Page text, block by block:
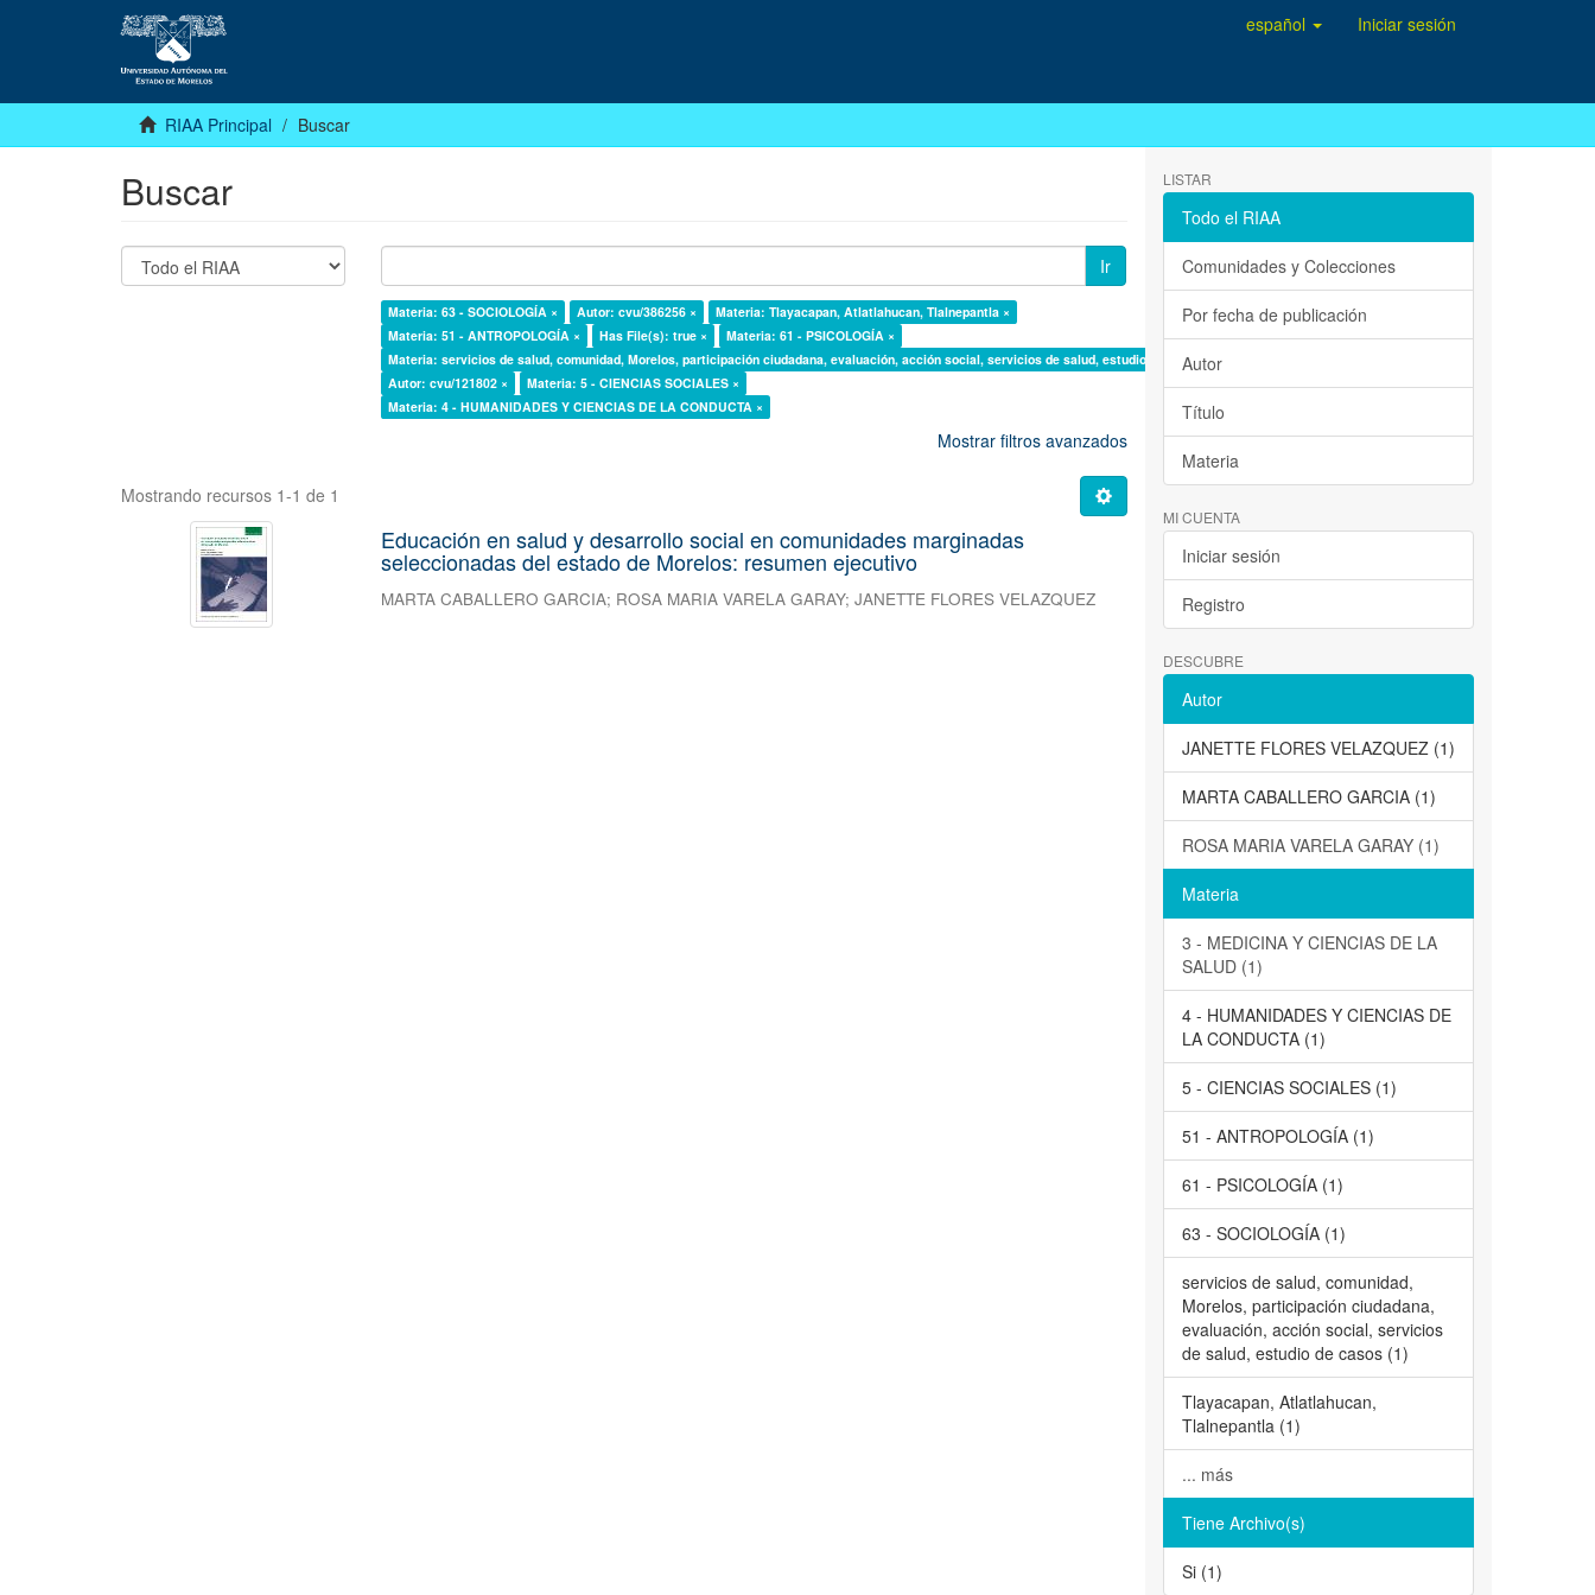
español Iniciar sesión
RIAA Principal Buscar
Buscar
Ir
Materia: 63 - SOCIOLOGÍA × Autor: cvu/386256 ×
Materia: Tlayacapan, Atlatlahucan, Tlalnepantla ×
Materia: 51 - ANTROPOLOGÍA ×
Has File(s): true ×
Materia: 61 - PSICOLOGÍA ×
Materia: servicios de salud, comunidad, Morelos, participación ciudadana, evaluación, acción social, servicios de salud, estudio de casos ×
Autor: cvu/121802 ×
Materia: 5 - CIENCIAS SOCIALES ×
Materia: 4 - HUMANIDADES Y CIENCIAS DE LA CONDUCTA ×
Mostrar filtros avanzados
Mostrando recursos 1-1 de 1
Educación en salud y desarrollo social en comunidades marginadas
seleccionadas del estado de Morelos: resumen ejecutivo
MARTA CABALLERO GARCIA; ROSA MARIA VARELA GARAY;JANETTE FLORES VELAZQUEZ
LISTAR
Todo el RIAA
Comunidades y Colecciones
Por fecha de publicación
Autor
Título
Materia
MI CUENTA
Iniciar sesión
Registro
DESCUBRE
Autor
JANETTE FLORES VELAZQUEZ (1)
MARTA CABALLERO GARCIA (1)
ROSA MARIA VARELA GARAY (1)
Materia
3 - MEDICINA Y CIENCIAS DE LA
SALUD (1)
4 - HUMANIDADES Y CIENCIAS DE
LA CONDUCTA (1)
5 - CIENCIAS SOCIALES (1)
51 - ANTROPOLOGÍA (1)
61 - PSICOLOGÍA (1)
63 - SOCIOLOGÍA (1)
servicios de salud, comunidad,
Morelos, participación ciudadana,
evaluación, acción social, servicios
de salud, estudio de casos (1)
Tlayacapan, Atlatlahucan,
Tlalnepantla (1)
... más
Tiene Archivo(s)
Si (1)